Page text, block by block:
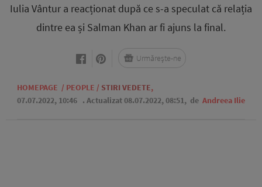
Iulia Vântur a reacționat după ce s-a speculat că relația
dintre ea și Salman Khan ar fi ajuns la final.
HOMEPAGE / PEOPLE / STIRI VEDETE,
07.07.2022, 10:46 . Actualizat 08.07.2022, 08:51, de Andreea Ilie
Urmărește-ne